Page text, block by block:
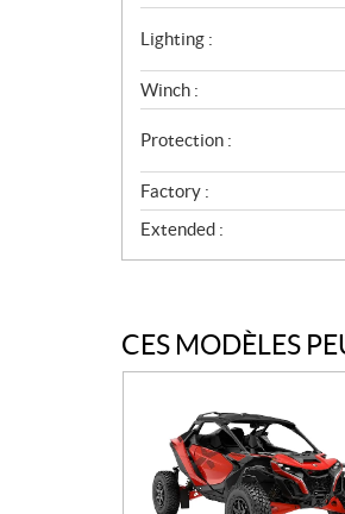
Lighting :
Winch :
Protection :
Factory :
Extended :
CES MODÈLES